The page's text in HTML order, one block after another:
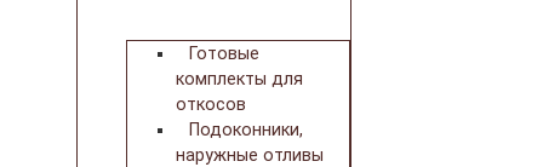
Готовые
комплекты для
откосов
Подоконники,
наружные отливы